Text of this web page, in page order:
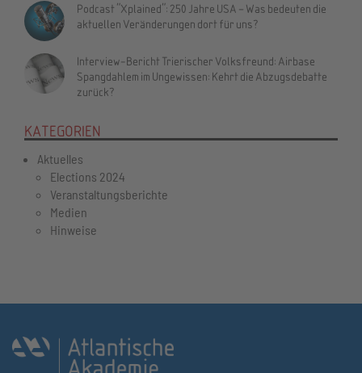
Podcast "Xplained": 250 Jahre USA – Was bedeuten die
aktuellen Veränderungen dort für uns?
Interview-Bericht Trierischer Volksfreund: Airbase
Spangdahlem im Ungewissen: Kehrt die Abzugsdebatte
zurück?
KATEGORIEN
Aktuelles
Elections 2024
Veranstaltungsberichte
Medien
Hinweise